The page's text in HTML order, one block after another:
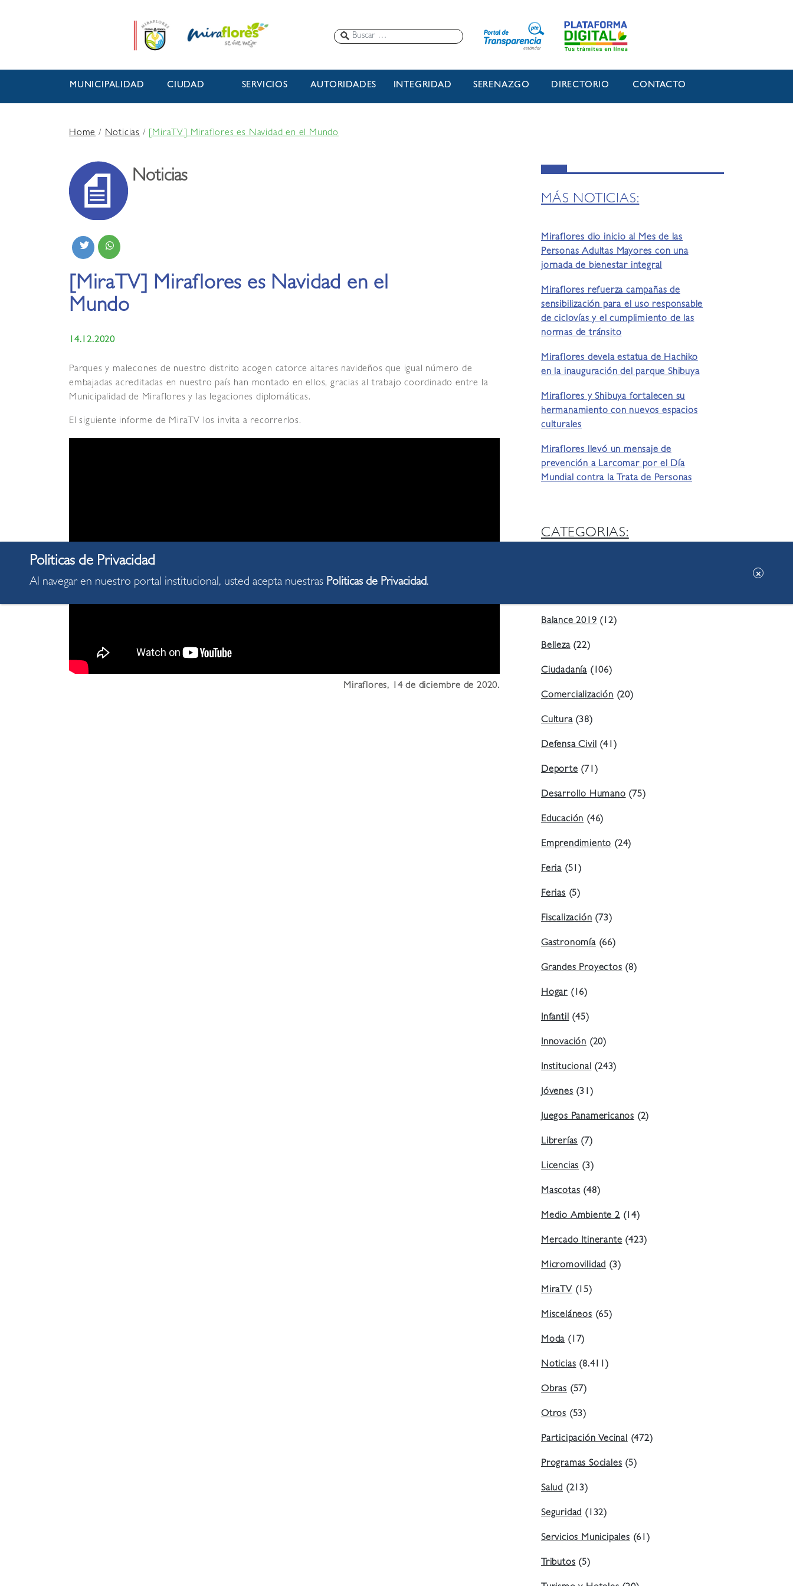
MUNICIPALIDAD CIUDAD SERVICIOS AUTORIDADES INTEGRIDAD SERENAZGO DIRECTORIO CONTACTO
Home/Noticias / [MiraTV] Miraflores es Navidad en el Mundo
Noticias
[MiraTV] Miraflores es Navidad en el
Mundo
14.12.2020
Parques y malecones de nuestro distrito acogen catorce altares navideños que igual número de
embajadas acreditadas en nuestro país han montado en ellos, gracias al trabajo coordinado entre la
Municipalidad de Miraflores y las legaciones diplomáticas.
El siguiente informe de MiraTV los invita a recorrerlos.
Miraflores, 14 de diciembre de 2020.
MÁS NOTICIAS:
Miraflores dio inicio al Mes de las
Personas Adultas Mayores con una
jornada de bienestar integral
Miraflores refuerza campañas de
sensibilización para el uso responsable
de ciclovías y el cumplimiento de las
normas de tránsito
Miraflores devela estatua de Hachiko
en la inauguración del parque Shibuya
Miraflores y Shibuya fortalecen su
hermanamiento con nuevos espacios
culturales
Miraflores llevó un mensaje de
prevención a Larcomar por el Día
Mundial contra la Trata de Personas
CATEGORIAS:
Balance 2019(12)
Belleza(22)
Ciudadanía (106)
Comercialización(20)
Cultura(38)
Defensa Civil(41)
Deporte(71)
Desarrollo Humano(75)
Educación(46)
Emprendimiento(24)
Feria (51)
Ferias(5)
Fiscalización(73)
Gastronomía(66)
Grandes Proyectos(8)
Hogar (16)
Infantil(45)
Innovación (20)
Institucional(243)
Jóvenes(31)
Juegos Panamericanos (2)
Librerías(7)
Licencias(3)
Mascotas(48)
Medio Ambiente 2(14)
Mercado Itinerante(423)
Micromovilidad(3)
MiraTV(15)
Misceláneos(65)
Moda(17)
Noticias(8.411)
Obras (57)
Otros (53)
Participación Vecinal(472)
Programas Sociales(5)
Salud (213)
Seguridad(132)
Servicios Municipales(61)
Tributos(5)
Al navegar en nuestro portal institucional, usted acepta nuestras Politicas de Privacidad.